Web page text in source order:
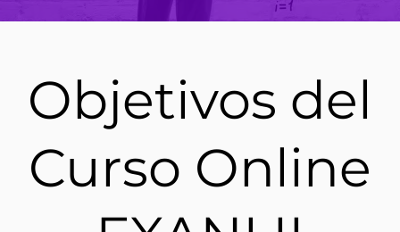
Objetivos del
Curso Online